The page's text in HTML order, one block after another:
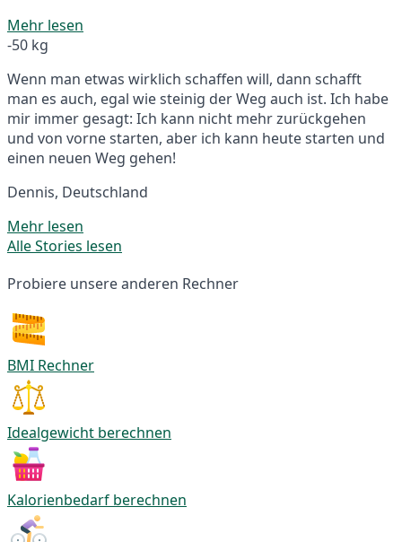
Mehr lesen
-50 kg
Wenn man etwas wirklich schaffen will, dann schafft
man es auch, egal wie steinig der Weg auch ist. Ich habe
mir immer gesagt: Ich kann nicht mehr zurückgehen
und von vorne starten, aber ich kann heute starten und
einen neuen Weg gehen!
Dennis, Deutschland
Mehr lesen
Alle Stories lesen
Probiere unsere anderen Rechner
BMI Rechner
Idealgewicht berechnen
Kalorienbedarf berechnen